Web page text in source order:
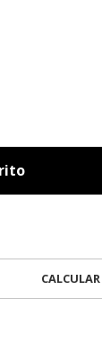
CALCULAR